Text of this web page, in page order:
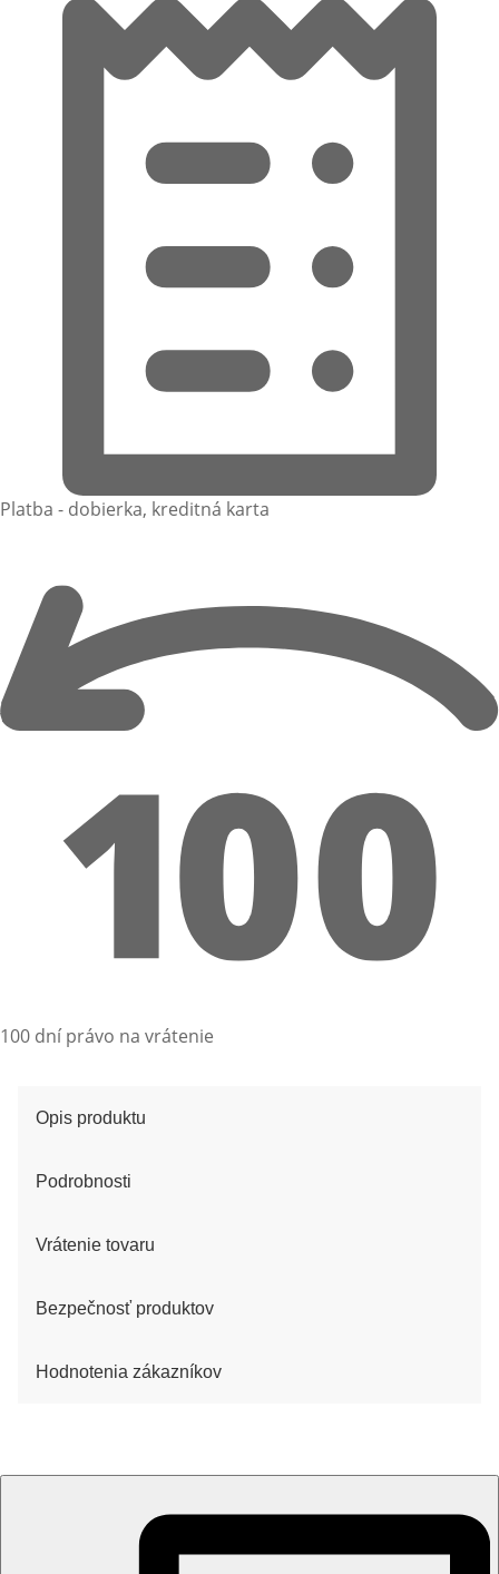
Platba - dobierka, kreditná karta
100 dní právo na vrátenie
Opis produktu
Podrobnosti
Vrátenie tovaru
Bezpečnosť produktov
Hodnotenia zákazníkov